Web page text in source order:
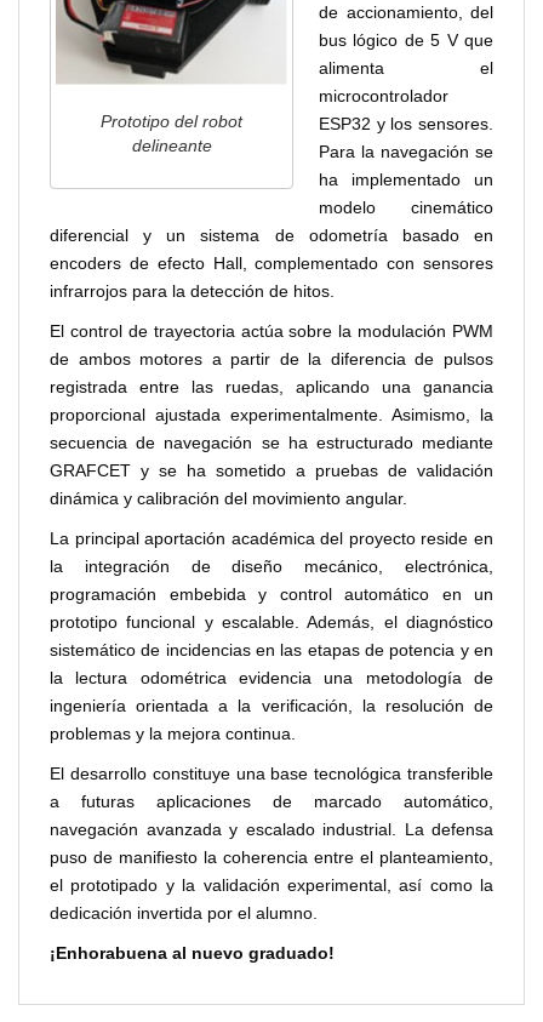
Prototipo del robot
delineante
de accionamiento, del
bus lógico de 5 V que
alimenta el
microcontrolador
ESP32 y los sensores.
Para la navegación se
ha implementado un
modelo cinemático
diferencial y un sistema de odometría basado en
encoders de efecto Hall, complementado con sensores
infrarrojos para la detección de hitos.
El control de trayectoria actúa sobre la modulación PWM
de ambos motores a partir de la diferencia de pulsos
registrada entre las ruedas, aplicando una ganancia
proporcional ajustada experimentalmente. Asimismo, la
secuencia de navegación se ha estructurado mediante
GRAFCET y se ha sometido a pruebas de validación
dinámica y calibración del movimiento angular.
La principal aportación académica del proyecto reside en
la integración de diseño mecánico, electrónica,
programación embebida y control automático en un
prototipo funcional y escalable. Además, el diagnóstico
sistemático de incidencias en las etapas de potencia y en
la lectura odométrica evidencia una metodología de
ingeniería orientada a la verificación, la resolución de
problemas y la mejora continua.
El desarrollo constituye una base tecnológica transferible
a futuras aplicaciones de marcado automático,
navegación avanzada y escalado industrial. La defensa
puso de manifiesto la coherencia entre el planteamiento,
el prototipado y la validación experimental, así como la
dedicación invertida por el alumno.
¡Enhorabuena al nuevo graduado!